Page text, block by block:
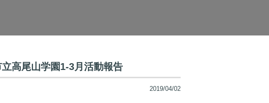
高尾山学園1-3月活動報告
2019/04/02